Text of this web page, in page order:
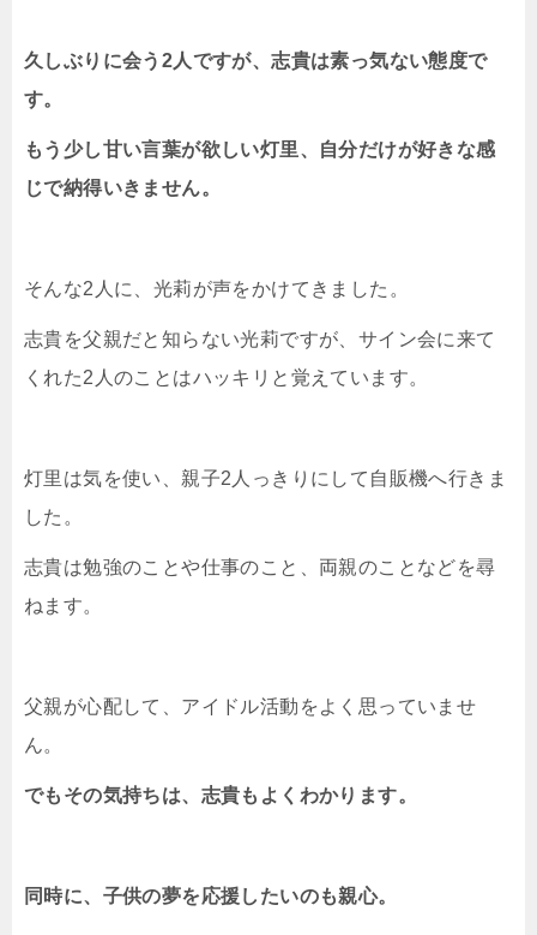
久しぶりに会う2人ですが、志貴は素っ気ない態度で
す。
もう少し甘い言葉が欲しい灯里、自分だけが好きな感
じで納得いきません。
そんな2人に、光莉が声をかけてきました。
志貴を父親だと知らない光莉ですが、サイン会に来て
くれた2人のことはハッキリと覚えています。
灯里は気を使い、親子2人っきりにして自販機へ行きま
した。
志貴は勉強のことや仕事のこと、両親のことなどを尋
ねます。
父親が心配して、アイドル活動をよく思っていませ
ん。
でもその気持ちは、志貴もよくわかります。
同時に、子供の夢を応援したいのも親心。